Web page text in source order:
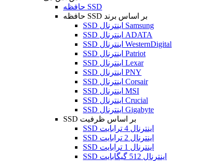
حافظه SSD
حافظه SSD بر اساس برند
SSD اینترنال Samsung
SSD اینترنال ADATA
SSD اینترنال WesternDigital
SSD اینترنال Patriot
SSD اینترنال Lexar
SSD اینترنال PNY
SSD اینترنال Corsair
SSD اینترنال MSI
SSD اینترنال Crucial
SSD اینترنال Gigabyte
SSD بر اساس ظرفیت
SSD اینترنال 4 ترابایت
SSD اینترنال 2 ترابایت
SSD اینترنال 1 ترابایت
SSD اینترنال 512 گیگابایت